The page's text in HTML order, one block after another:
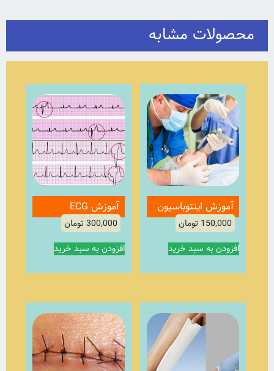
محصولات مشابه
آموزش اینتوباسیون
150,000 تومان
افزودن به سبد خرید
آموزش ECG
300,000 تومان
افزودن به سبد خرید